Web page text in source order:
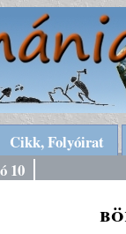
Cikk, Folyóirat
10